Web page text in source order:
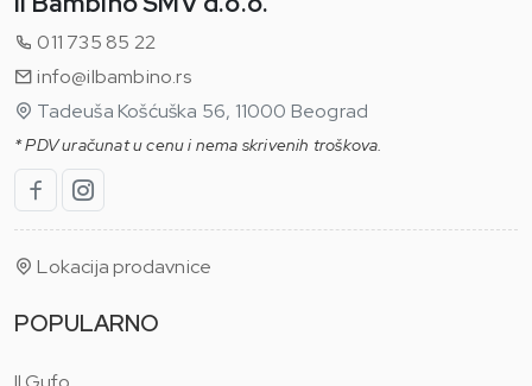
011 735 85 22
info@ilbambino.rs
Tadeuša Košćuška 56, 11000 Beograd
* PDV uračunat u cenu i nema skrivenih troškova.
Lokacija prodavnice
POPULARNO